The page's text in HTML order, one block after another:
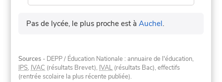
Pas de lycée, le plus proche est àAuchel.
Sources - DEPP / Éducation Nationale : annuaire de l'éducation,
IPS, IVAC (résultats Brevet), IVAL (résultats Bac), effectifs
(rentrée scolaire la plus récente publiée).